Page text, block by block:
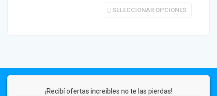
SELECCIONAR OPCIONES
¡Recibí ofertas increíbles no te las pierdas!